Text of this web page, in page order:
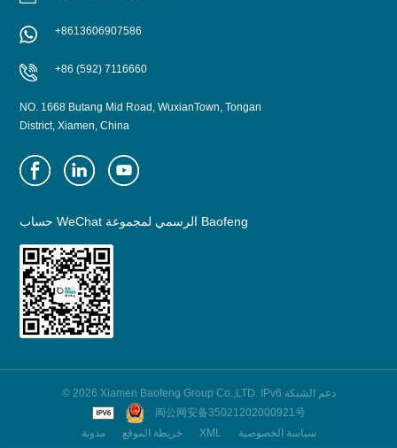
+8613606907586
+86 (592) 7116660
NO. 1668 Butang Mid Road, WuxianTown, Tongan
District, Xiamen, China
حساب WeChat الرسمي لمجموعة Baofeng
© 2026 Xiamen Baofeng Group Co.,LTD. IPv6 دعم الشبكة
闽公网安备35021202000921号
مدونة
خريطة الموقع XML سياسة الخصوصية